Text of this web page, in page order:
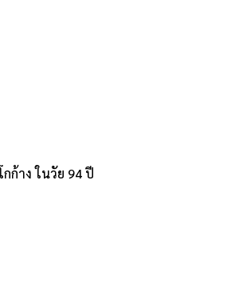
กก้าง ในวัย 94 ปี